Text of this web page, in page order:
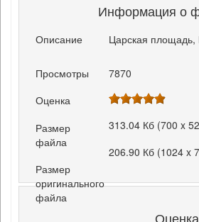
Информация о
Описание Царская площадь,
Просмотры
7870
Оценка
Размер
файла
313.04 Кб (700 x
Размер
оригинального
файла
206.90 Кб (1024 x